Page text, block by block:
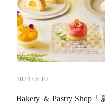
2024.06.10
Bakery ＆ Pastry Shop「